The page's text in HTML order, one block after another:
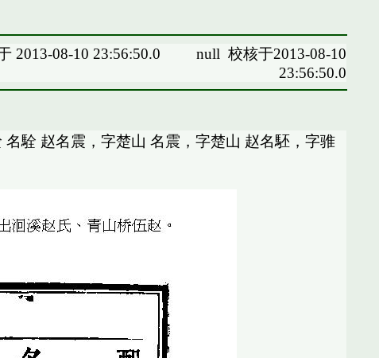
2013-08-10 23:56:50.0 null 校核于2013-08-10
23:56:50.0
駩 赵名震，字楚山 名震，字楚山 赵名駓，字骓